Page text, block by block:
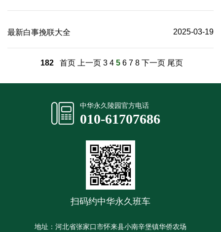
最新白事挽联大全 2025-03-19
182 首页 上一页 3 4 5 6 7 8 下一页 尾页
中华永久陵园官方电话
010-61707686
扫码约中华永久班车
地址：河北省张家口市怀来县小南辛堡镇华侨农场